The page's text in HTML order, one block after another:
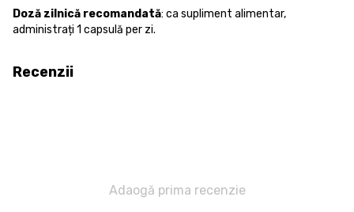
Doză zilnică recomandată: ca supliment alimentar,
administrați 1 capsulă per zi.
Recenzii
Adaogă prima recenzie